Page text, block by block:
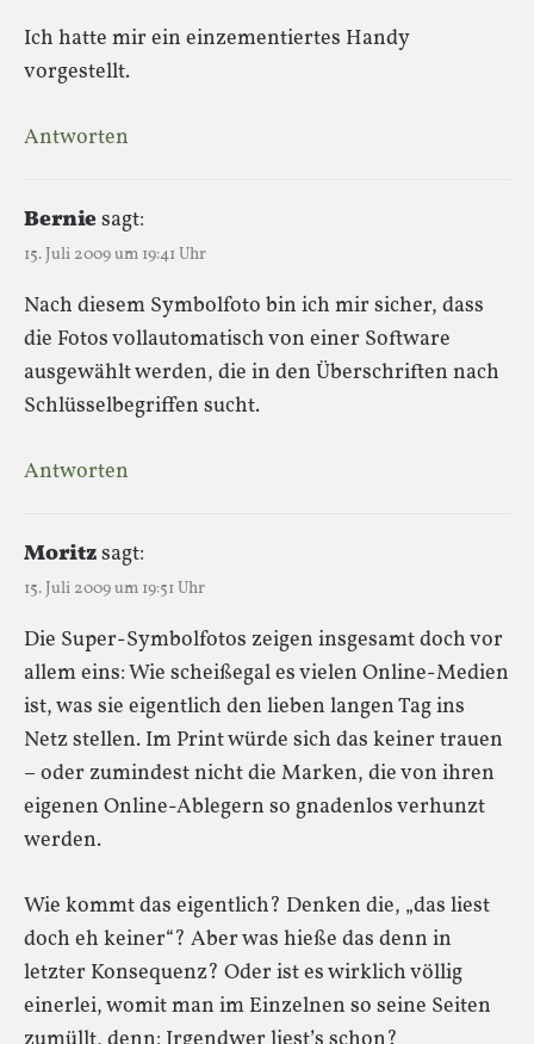
Ich hatte mir ein einzementiertes Handy
vorgestellt.
Antworten
Berniesagt:
15. Juli 2009 um 19:41 Uhr
Nach diesem Symbolfoto bin ich mir sicher, dass
die Fotos vollautomatisch von einer Software
ausgewählt werden, die in den Überschriften nach
Schlüsselbegriffen sucht.
Antworten
Moritzsagt:
15. Juli 2009 um 19:51 Uhr
Die Super-Symbolfotos zeigen insgesamt doch vor
allem eins: Wie scheißegal es vielen Online-Medien
ist, was sie eigentlich den lieben langen Tag ins
Netz stellen. Im Print würde sich das keiner trauen
– oder zumindest nicht die Marken, die von ihren
eigenen Online-Ablegern so gnadenlos verhunzt
werden.
Wie kommt das eigentlich? Denken die, „das liest
doch eh keiner“? Aber was hieße das denn in
letzter Konsequenz? Oder ist es wirklich völlig
einerlei, womit man im Einzelnen so seine Seiten